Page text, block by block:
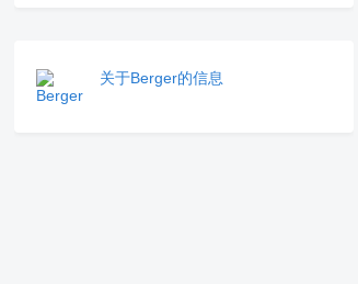
关于Berger的信息